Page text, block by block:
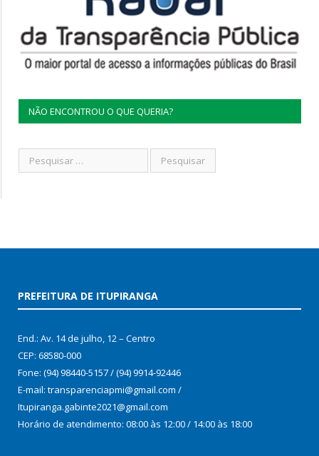
NÃO ENCONTROU O QUE QUERIA?
PREFEITURA DE ITUPIRANGA
End.: Av. 14 de julho, 12 – Centro
CEP: 68580-000
Fone: (94) 98440-5157 / (94) 9914-92446
E-mail: transparenciapmi@gmail.com /
Itupiranga.gabinte2021@gmail.com
Horário de atendimento: 08:00 às 12:00 / 14:00 às 18:00